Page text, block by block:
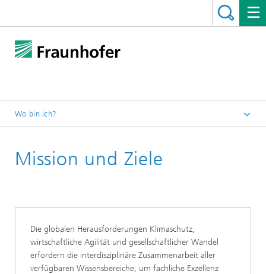
Wo bin ich?
Das Netzwerk
Mission und Ziele
Die globalen Herausforderungen Klimaschutz,
wirtschaftliche Agilität und gesellschaftlicher Wandel
erfordern die interdisziplinäre Zusammenarbeit aller
verfügbaren Wissensbereiche, um fachliche Exzellenz